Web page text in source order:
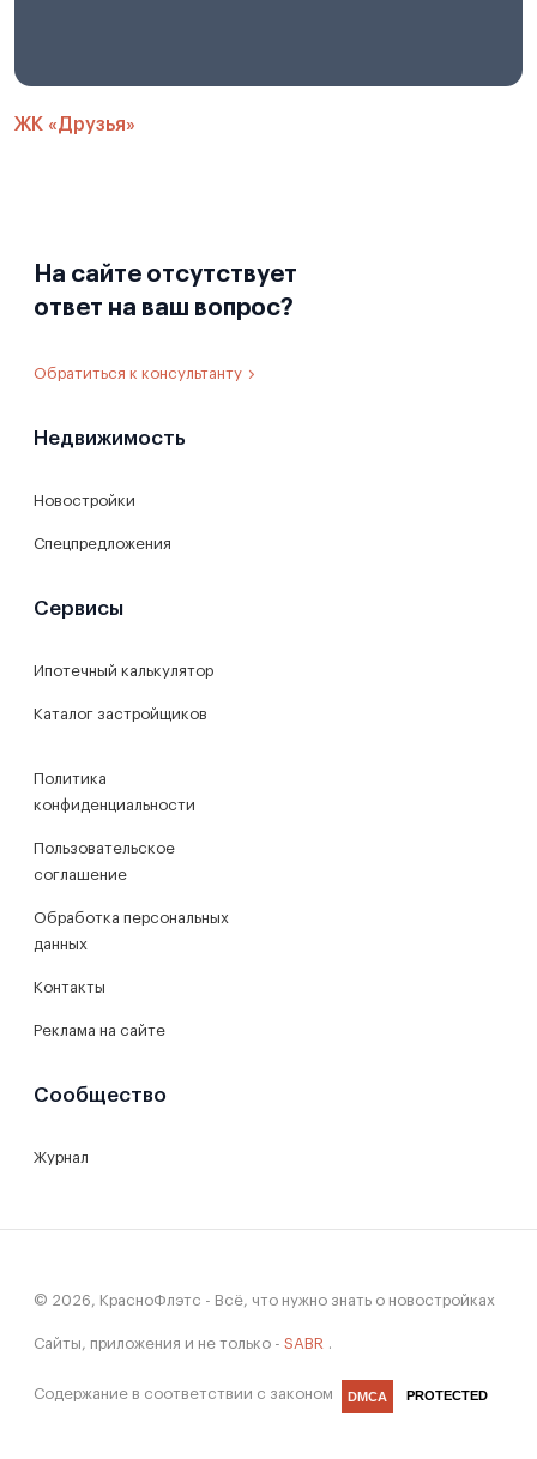
ЖК «Друзья»
На сайте отсутствует
ответ на ваш вопрос?
Обратиться к консультанту
Недвижимость
Новостройки
Спецпредложения
Сервисы
Ипотечный калькулятор
Каталог застройщиков
Политика
конфиденциальности
Пользовательское
соглашение
Обработка персональных
данных
Контакты
Реклама на сайте
Сообщество
Журнал
© 2026, КрасноФлэтс - Всё, что нужно знать о новостройках
Сайты, приложения и не только - SABR .
Содержание в соответствии с законом DMCA PROTECTED